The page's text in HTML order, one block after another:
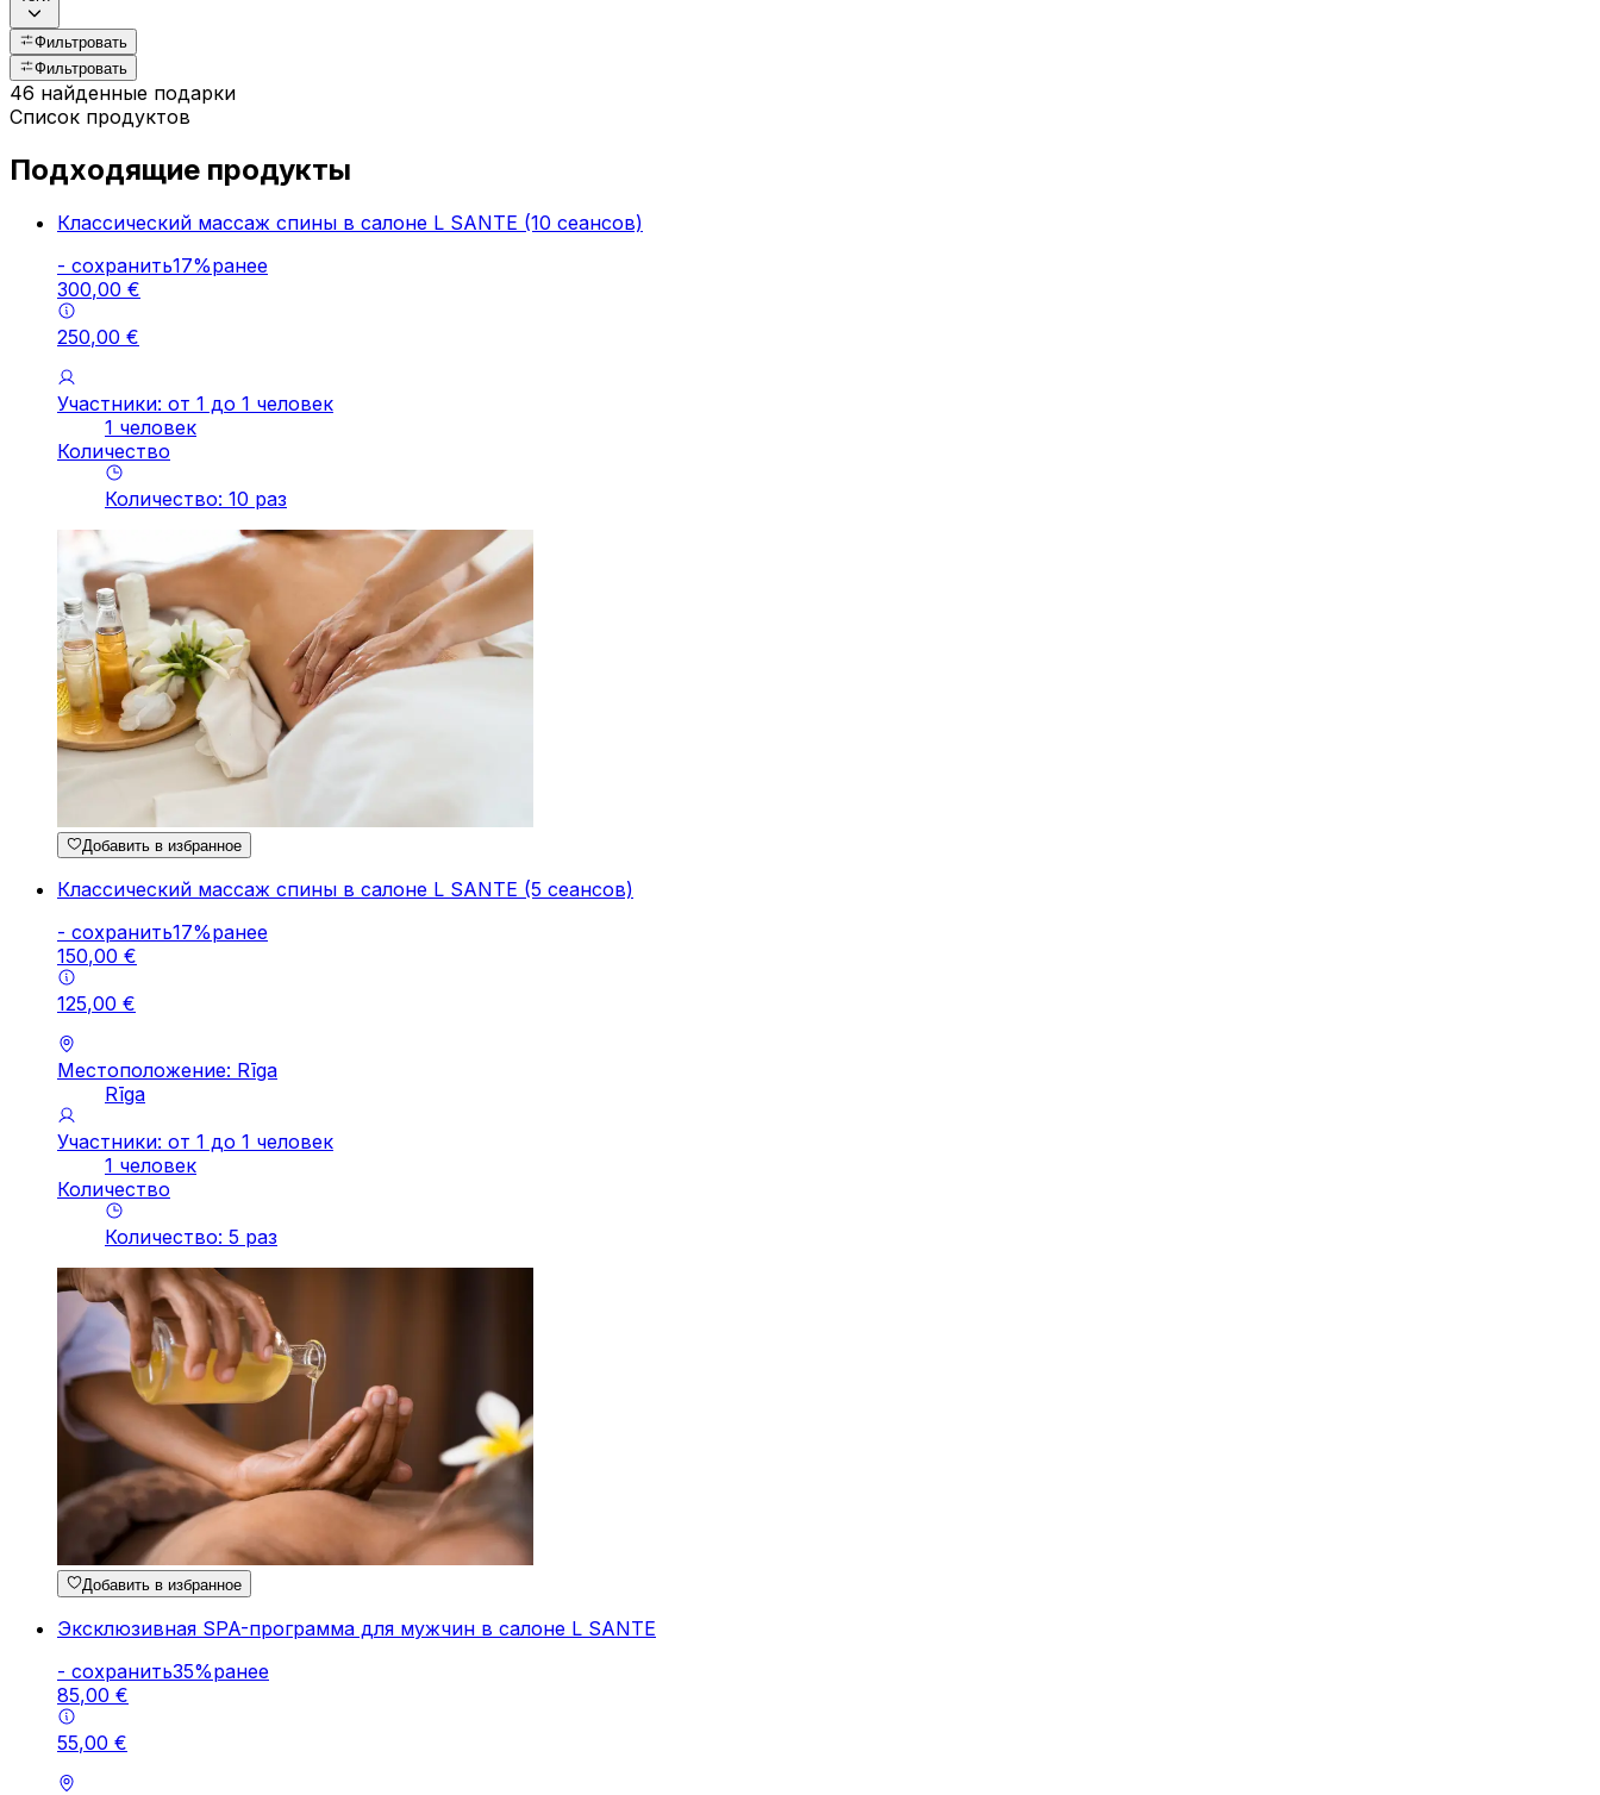
Фильтровать
Фильтровать
46 найденные подарки
Список продуктов
Подходящие продукты
Классический массаж спины в салоне L SANTE (10 сеансов)
- cохранить17%ранее
300,00 €
250,00 €
Участники: от 1 до 1 человек
1 человек
Количество
Количество: 10 pаз
Добавить в избранное
Классический массаж спины в салоне L SANTE (5 сеансов)
- cохранить17%ранее
150,00 €
125,00 €
Местоположение: Rīga
Rīga
Участники: от 1 до 1 человек
1 человек
Количество
Количество: 5 pаз
Добавить в избранное
Эксклюзивная SPA-программа для мужчин в салоне L SANTE
- cохранить35%ранее
85,00 €
55,00 €